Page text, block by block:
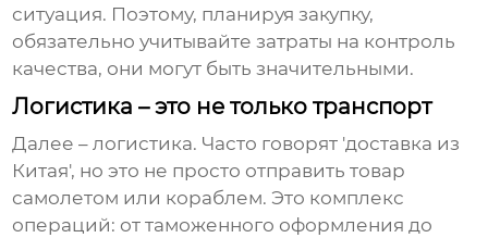
ситуация. Поэтому, планируя закупку,
обязательно учитывайте затраты на контроль
качества, они могут быть значительными.
Логистика – это не только транспорт
Далее – логистика. Часто говорят 'доставка из
Китая', но это не просто отправить товар
самолетом или кораблем. Это комплекс
операций: от таможенного оформления до